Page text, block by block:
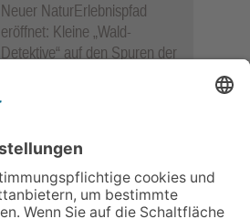
Neuer NaturErlebnispfad
eröffnet: Kleine „Wald-
Detektive“ auf den Spuren der
„Rock auf der Burg“ lässt
„Freundschaft, das ist wie
Jürgen Rohrmann setzt auf
Gemeinschaft und Bewährtes